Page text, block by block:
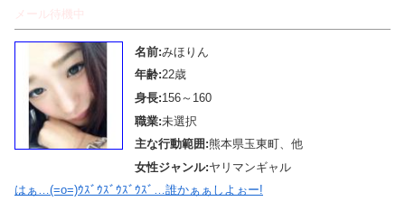
メール待機中
名前:みほりん
年齢:22歳
身長:156～160
職業:未選択
主な行動範囲:熊本県玉東町、他
女性ジャンル:ヤリマンギャル
はぁ…(=o=)ｳｽﾞｳｽﾞｳｽﾞｳｽﾞ…誰かぁぁしよぉー!